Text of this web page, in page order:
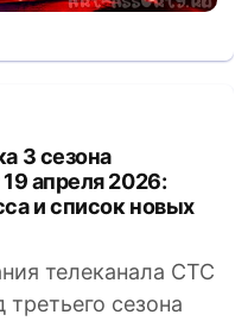
апреля 2026:
и список новых
телеканала СТС
сезона